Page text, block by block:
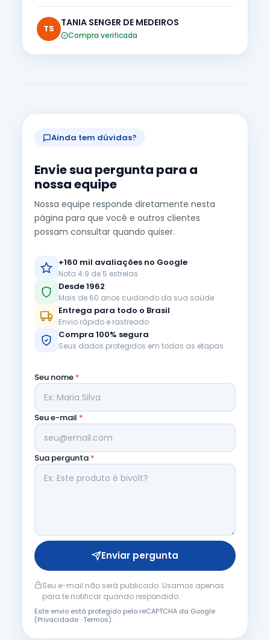
TS
TANIA SENGER DE MEDEIROS
Compra verificada
Ainda tem dúvidas?
Envie sua pergunta para a
nossa equipe
Nossa equipe responde diretamente nesta
página para que você e outros clientes
possam consultar quando quiser.
+160 mil avaliações no Google
Nota 4.9 de 5 estrelas
Desde 1962
Mais de 60 anos cuidando da sua saúde
Entrega para todo o Brasil
Envio rápido e rastreado
Compra 100% segura
Seus dados protegidos em todas as etapas
Seu nome *
Seu e-mail *
Sua pergunta *
Enviar pergunta
Seu e-mail não será publicado. Usamos apenas
para te notificar quando respondido.
Este envio está protegido pelo reCAPTCHA da Google
(Privacidade·Termos).